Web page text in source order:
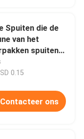
Spuiten die de
van het
spuiten
0.15
Contacteer ons